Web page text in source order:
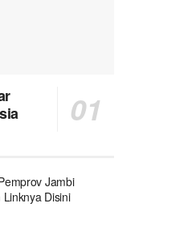
Jambi
Disini